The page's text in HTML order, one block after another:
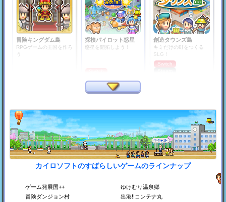
冒険キングダム島
RPGゲームの王国を作ろ
う
探検パイロット惑星
惑星を開拓しよう！
創造タウンズ島
キミだけの町をつくる
SLG！
Switch
銀盤スケートリンク物
Switch
Steam
プロレスリング物語 平安京ものがたり
Switch
Steam
カイロソフトのすばらしいゲームのラインナップ
ゲーム発展国++
ゆけむり温泉郷
冒険ダンジョン村
出港!!コンテナ丸